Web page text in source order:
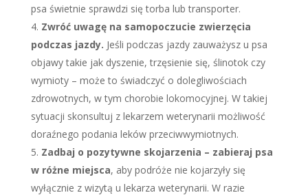
psa świetnie sprawdzi się torba lub transporter.
Zwróć uwagę na samopoczucie zwierzęcia
podczas jazdy. Jeśli podczas jazdy zauważysz u psa
objawy takie jak dyszenie, trzęsienie się, ślinotok czy
wymioty – może to świadczyć o dolegliwościach
zdrowotnych, w tym chorobie lokomocyjnej. W takiej
sytuacji skonsultuj z lekarzem weterynarii możliwość
doraźnego podania leków przeciwwymiotnych.
Zadbaj o pozytywne skojarzenia – zabieraj psa
w różne miejsca, aby podróże nie kojarzyły się
wyłącznie z wizytą u lekarza weterynarii. W razie